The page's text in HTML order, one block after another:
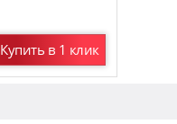
Купить в 1 клик